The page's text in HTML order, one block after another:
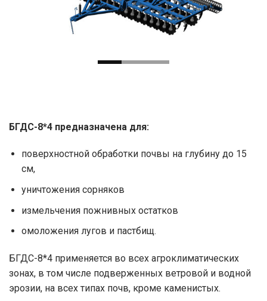
БГДС-8*4 предназначена для:
поверхностной обработки почвы на глубину до 15
см,
уничтожения сорняков
измельчения пожнивных остатков
омоложения лугов и пастбищ.
БГДС-8*4 применяется во всех агроклиматических
зонах, в том числе подверженных ветровой и водной
эрозии, на всех типах почв, кроме каменистых.